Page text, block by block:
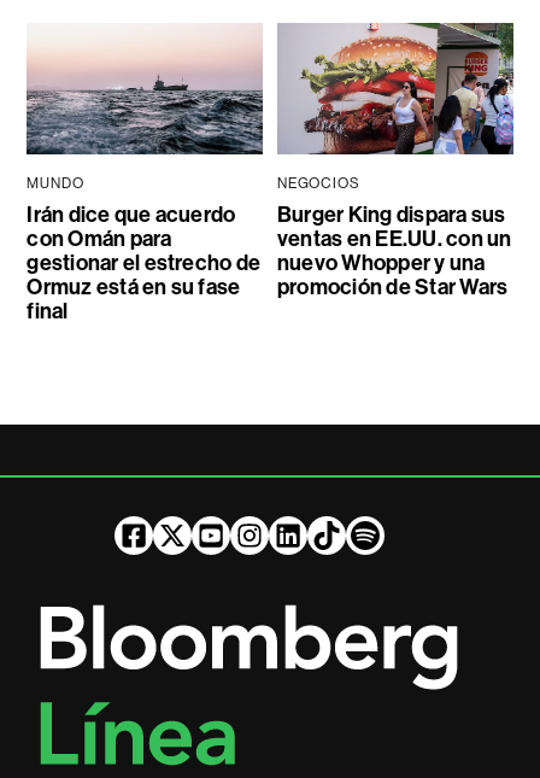
MUNDO
Irán dice que acuerdo
con Omán para
gestionar el estrecho de
Ormuz está en su fase
final
NEGOCIOS
Burger King dispara sus
ventas en EE.UU. con un
nuevo Whopper y una
promoción de Star Wars